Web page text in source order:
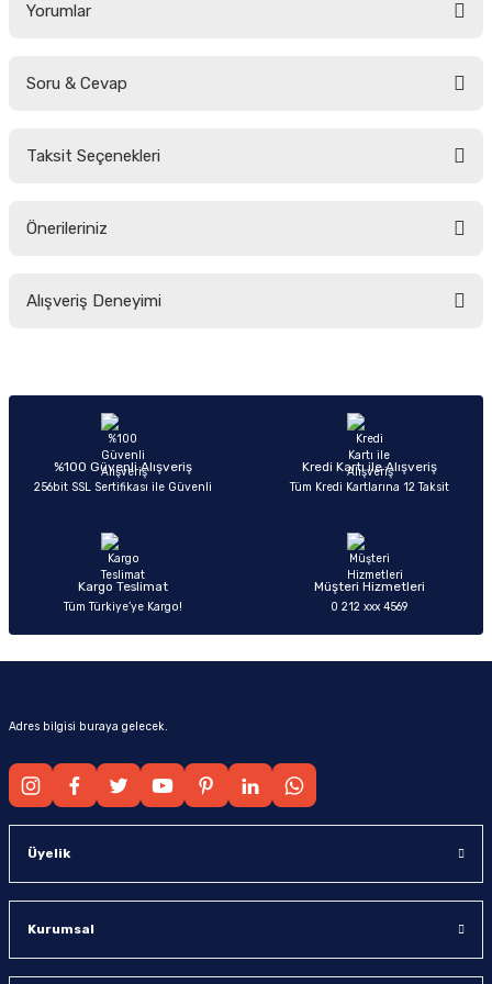
Yorumlar
Soru & Cevap
Taksit Seçenekleri
Önerileriniz
yetersiz gördüğünüz noktaları öneri formunu kullanarak tarafımıza
Ürün açıklamasında eksik bilgiler bulunuyor.
Ürün bilgilerinde hatalar bulunuyor.
Ürün fiyatı diğer sitelerden daha pahalı.
Alışveriş Deneyimi
Sitemize ilk yorumu siz yapın!
%100 Güvenli Alışveriş
256bit SSL Sertifikası ile Güvenli
Kredi Kartı ile Alışveriş
Tüm Kredi Kartlarına 12 Taksit
Kargo Teslimat
Tüm Türkiye’ye Kargo!
Müşteri Hizmetleri
0 212 xxx 4569
Adres bilgisi buraya gelecek.
Üyelik
Kurumsal